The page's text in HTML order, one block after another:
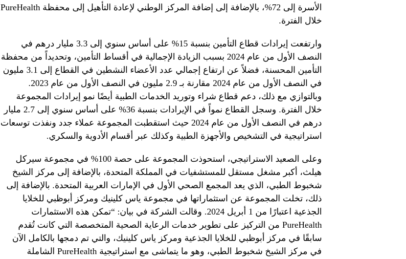
الأسرة إلى 72%، بالإضافة إلى إضافة المركز الوطني لإعادة التأهيل إلى محفظة PureHealth
خلال الفترة.
وارتفعت إيرادات قطاع التأمين بنسبة 15% على أساس سنوي إلى 3.3 مليار درهم في
النصف الأول من عام 2024 بسبب الزيادة الإجمالية في أقساط التأمين، وتحديداً من محفظة
التأمين المحسنة، فضلاً عن ارتفاع إجمالي عدد الأعضاء النشطين في القطاع إلى 3.1 مليون
في النصف الأول من عام 2024 مقارنة بـ 2.9 مليون في النصف الأول من عام 2023.
وبالتوازي مع ذلك، دعم قطاع شراء وتوريد الخدمات الطبية أيضًا نمو إيرادات المجموعة
خلال الفترة. وسجل القطاع نمواً في الإيرادات بنسبة 36% على أساس سنوي إلى 2.7 مليار
درهم في النصف الأول من عام 2024 حيث استقطبت المجموعة عملاء جدد ونفذت توسعات
استراتيجية في التشخيص والأجهزة الطبية وكذلك عبر أقسام الأدوية والسكري.
وعلى الصعيد الاستراتيجي، استحوذت المجموعة على حصة 100% في مجموعة سيركل
هيلث، أكبر مشغل مستقل للمستشفيات في المملكة المتحدة، بالإضافة إلى مركز الشيخ
شخبوط الطبي، الذي يعد المجمع الصحي الأول في الإمارات العربية المتحدة. بالإضافة إلى
ذلك، تخلت المجموعة عن استثماراتها في مجموعة ياس كلينيك ومركز أبوظبي للخلايا
الجذعية اعتبارًا من 1 أبريل 2024. وقالت الشركة في بيان: “تمكن هذه الاستثمارات
PureHealth من التركيز على تطوير خدمات الرعاية الصحية المتخصصة التي كانت تُقدم
سابقًا في مركز أبوظبي للخلايا الجذعية ومركز ياس كلينيك، والتي تم دمجها بالكامل الآن
في مركز الشيخ شخبوط الطبي، وهو ما يتماشى مع استراتيجية PureHealth الشاملة